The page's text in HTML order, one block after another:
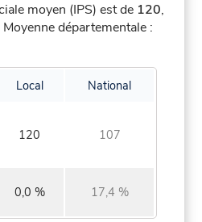
moyen (IPS) est de 120,
Moyenne départementale :
Local National
120 107
0,0 % 17,4 %